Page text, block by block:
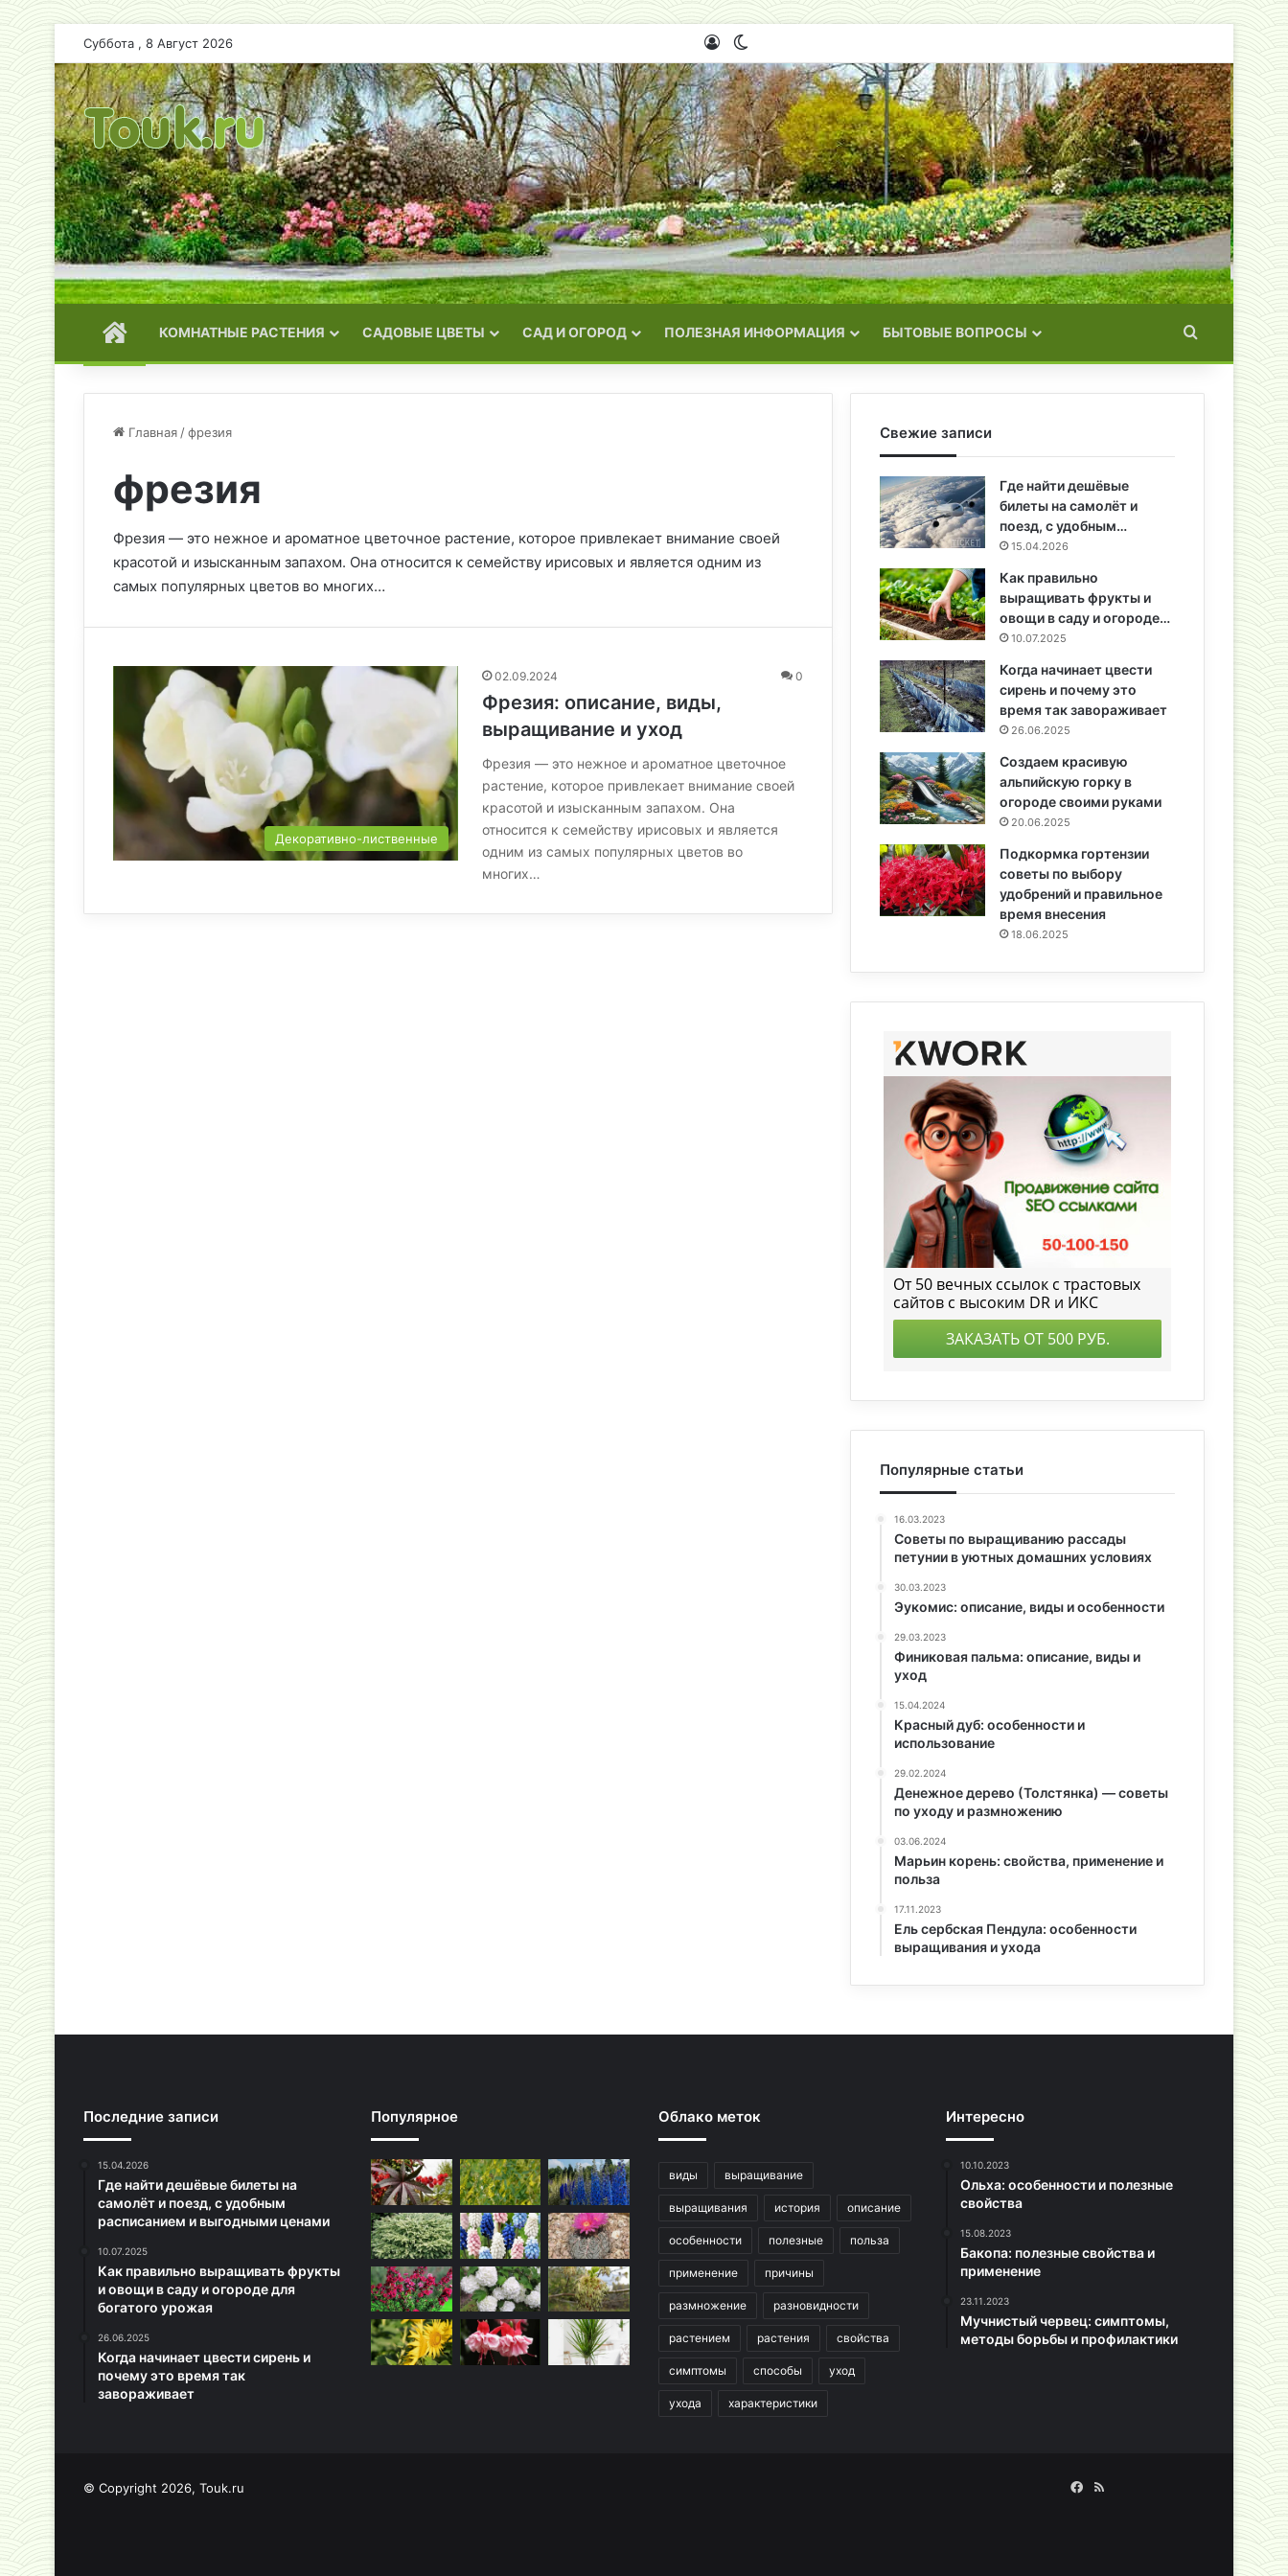
Суббота , 8 Август 2026 Войти
ГЛАВНАЯКОМНАТНЫЕ РАСТЕНИЯ САДОВЫЕ ЦВЕТЫ САД И ОГОРОД ПОЛЕЗНАЯ ИНФОРМАЦИЯ БЫТОВЫЕ ВОПРОСЫ Искать
Главная /фрезия
фрезия
Фрезия — это нежное и ароматное цветочное растение, которое привлекает внимание своей
красотой и изысканным запахом. Она относится к семейству ирисовых и является одним из
самых популярных цветов во многих…
Декоративно-лиственные
02.09.2024 0
Фрезия: описание, виды,
выращивание и уход
Фрезия — это нежное и ароматное цветочное
растение, которое привлекает внимание своей
красотой и изысканным запахом. Она
относится к семейству ирисовых и является
одним из самых популярных цветов во
многих…
Свежие записи
Где найти дешёвые
билеты на самолёт и
поезд, с удобным…
15.04.2026
Как правильно
выращивать фрукты и
овощи в саду и огороде…
10.07.2025
Когда начинает цвести
сирень и почему это
время так завораживает
26.06.2025
Создаем красивую
альпийскую горку в
огороде своими руками
20.06.2025
Подкормка гортензии
советы по выбору
удобрений и правильное
время внесения
18.06.2025
Популярные статьи
16.03.2023
Советы по выращиванию рассады
петунии в уютных домашних условиях
30.03.2023
Эукомис: описание, виды и особенности
29.03.2023
Финиковая пальма: описание, виды и
уход
15.04.2024
Красный дуб: особенности и
использование
29.02.2024
Денежное дерево (Толстянка) — советы
по уходу и размножению
03.06.2024
Марьин корень: свойства, применение и
польза
17.11.2023
Ель сербская Пендула: особенности
выращивания и ухода
Последние записи
15.04.2026
Где найти дешёвые билеты на
самолёт и поезд, с удобным
расписанием и выгодными ценами
10.07.2025
Как правильно выращивать фрукты
и овощи в саду и огороде для
богатого урожая
26.06.2025
Когда начинает цвести сирень и
почему это время так
завораживает
Популярное Облако меток
виды выращивание
выращивания история описание
особенности полезные польза
применение причины
размножение разновидности
растением растения свойства
симптомы способы уход
ухода характеристики
Интересно
10.10.2023
Ольха: особенности и полезные
свойства
15.08.2023
Бакопа: полезные свойства и
применение
23.11.2023
Мучнистый червец: симптомы,
методы борьбы и профилактики
© Copyright 2026, Touk.ru Facebook